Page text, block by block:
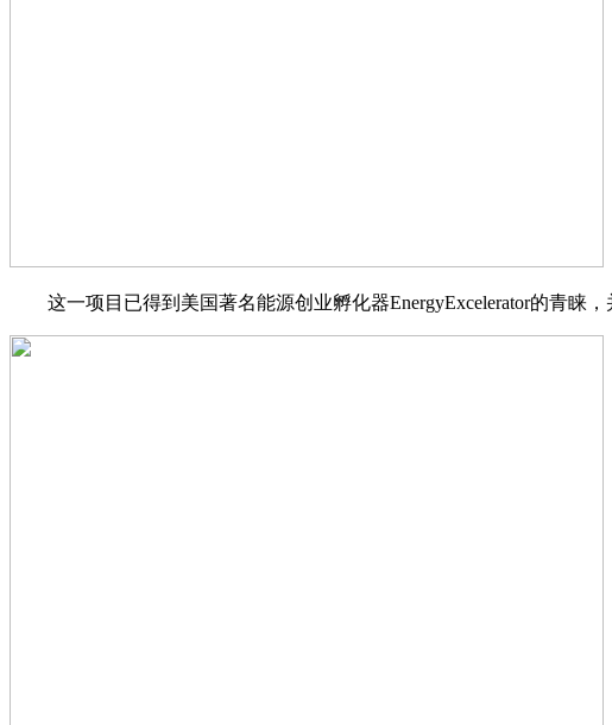
这一项目已得到美国著名能源创业孵化器EnergyExcelerator的青睐，